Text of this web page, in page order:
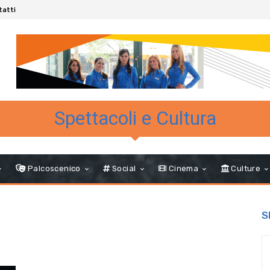
Spettacoli e Cultura
Palcoscenico Social Cinema Culture